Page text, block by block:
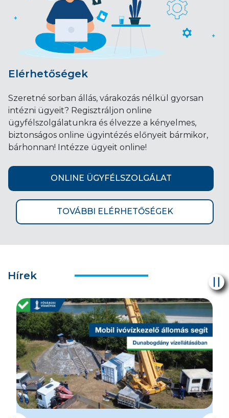
Elérhetőségek
Szeretné sorban állás, várakozás nélkül gyorsan
intézni ügyeit? Regisztráljon online
ügyfélszolgálatunkra és élvezze a kényelmes,
biztonságos online ügyintézés előnyeit bármikor,
bárhonnan! Intézze ügyeit online!
ONLINE ÜGYFÉLSZOLGÁLAT
TOVÁBBI ELÉRHETŐSÉGEK
Hírek